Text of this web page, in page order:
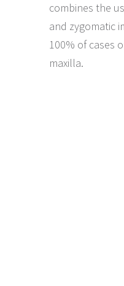
combines the
and zygomatic
100% of cases
maxilla.